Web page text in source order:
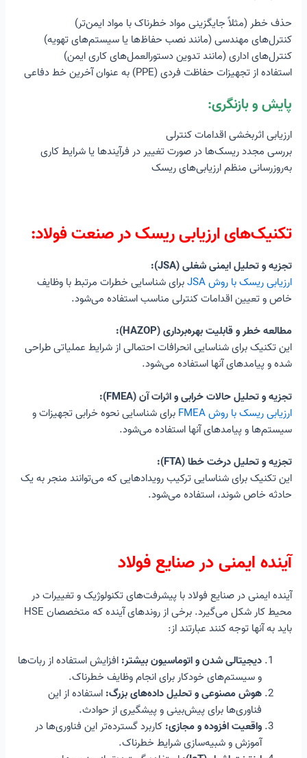
حذف خطر (مثلاً جایگزینی مواد خطرناک با مواد ایمن‌تر)
کنترل‌های مهندسی (مانند نصب حفاظ‌ها یا سیستم‌های تهویه)
کنترل‌های اداری (مانند تدوین دستورالعمل‌های کاری ایمن)
استفاده از تجهیزات حفاظت فردی (PPE) به عنوان آخرین خط دفاعی
پایش و بازنگری:
ارزیابی اثربخشی اقدامات کنترلی
بررسی مجدد ریسک‌ها در صورت تغییر در فرآیندها یا شرایط کاری
به‌روزرسانی منظم ارزیابی‌های ریسک
تکنیک‌های ارزیابی ریسک در صنعت فولاد:
تجزیه و تحلیل ایمنی شغلی (JSA):
ارزیابی ریسک با روش JSA
برای شناسایی خطرات مرتبط با وظایف
خاص و تعیین اقدامات کنترلی مناسب استفاده می‌شود.
مطالعه خطر و قابلیت بهره‌برداری (HAZOP):
این تکنیک برای شناسایی انحرافات احتمالی از شرایط عملیاتی طراحی
شده و پیامدهای آنها استفاده می‌شود.
تجزیه و تحلیل حالات خرابی و اثرات آن (FMEA):
ارزیابی ریسک با روش FMEA
برای شناسایی نحوه خرابی تجهیزات و
سیستم‌ها و پیامدهای آنها استفاده می‌شود.
تجزیه و تحلیل درخت خطا (FTA):
این تکنیک برای شناسایی ترکیب رویدادهایی که می‌توانند منجر به یک
حادثه خاص شوند، استفاده می‌شود.
آینده ایمنی در صنایع فولاد
آینده ایمنی در صنایع فولاد با پیشرفت‌های تکنولوژیک و تغییرات در
محیط کار شکل می‌گیرد. برخی از روندهای آینده که متخصصان HSE
باید به آنها توجه کنند عبارتند از:
دیجیتالی شدن و اتوماسیون بیشتر: افزایش استفاده از ربات‌ها
و سیستم‌های خودکار برای انجام وظایف خطرناک.
هوش مصنوعی و تحلیل داده‌های بزرگ: استفاده از این
فناوری‌ها برای پیش‌بینی و پیشگیری از حوادث.
واقعیت افزوده و مجازی: کاربرد گسترده‌تر این فناوری‌ها در
آموزش و شبیه‌سازی شرایط خطرناک.